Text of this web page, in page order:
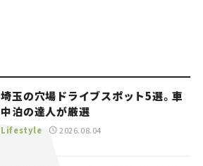
埼玉の穴場ドライブスポット5選。車
中泊の達人が厳選
Lifestyle 2026.08.04